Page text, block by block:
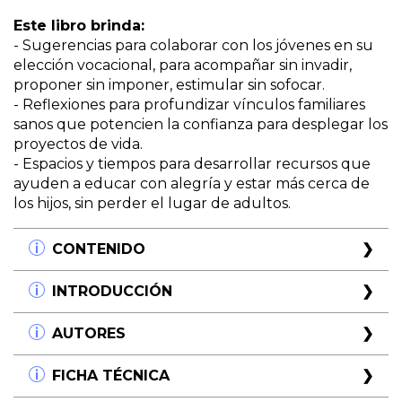
Este libro brinda:
- Sugerencias para colaborar con los jóvenes en su
elección vocacional, para acompañar sin invadir,
proponer sin imponer, estimular sin sofocar.
- Reflexiones para profundizar vínculos familiares
sanos que potencien la confianza para desplegar los
proyectos de vida.
- Espacios y tiempos para desarrollar recursos que
ayuden a educar con alegría y estar más cerca de
los hijos, sin perder el lugar de adultos.
CONTENIDO
Capítulo 1
El abismo generacional
Similitudes y diferencias entre las adolescencias de
los padres y los hijos
Capítulo 2
Las etapas de la adolescencia
INTRODUCCIÓN
Solo hay dos legados duraderos que podemos
esperar dejar a nuestros hijos: uno, las raíces, y el
otro, las alas.
Hodding Carter
AUTORES
Cecilia M. Crouzel
Especialista en orientación vocacional. Dicta
FICHA TÉCNICA